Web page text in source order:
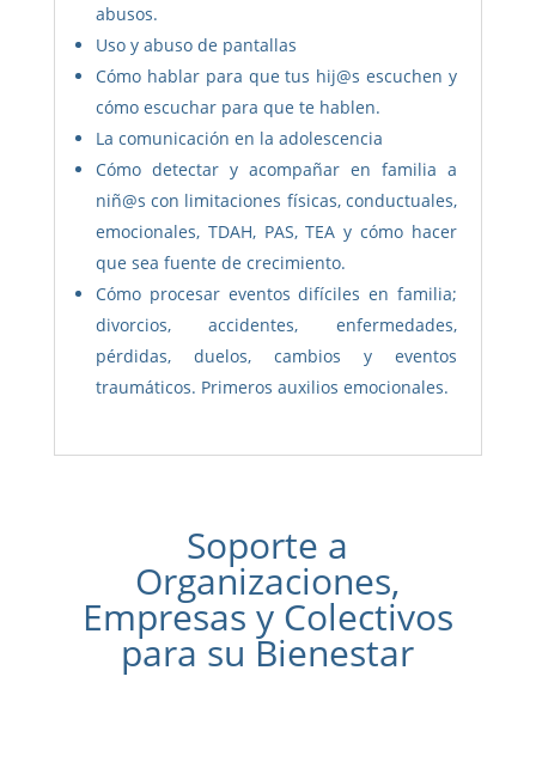
abusos.
Uso y abuso de pantallas
Cómo hablar para que tus hij@s escuchen y
cómo escuchar para que te hablen.
La comunicación en la adolescencia
Cómo detectar y acompañar en familia a
niñ@s con limitaciones físicas, conductuales,
emocionales, TDAH, PAS, TEA y cómo hacer
que sea fuente de crecimiento.
Cómo procesar eventos difíciles en familia;
divorcios, accidentes, enfermedades,
pérdidas, duelos, cambios y eventos
traumáticos. Primeros auxilios emocionales.
Soporte a
Organizaciones,
Empresas y Colectivos
para su Bienestar